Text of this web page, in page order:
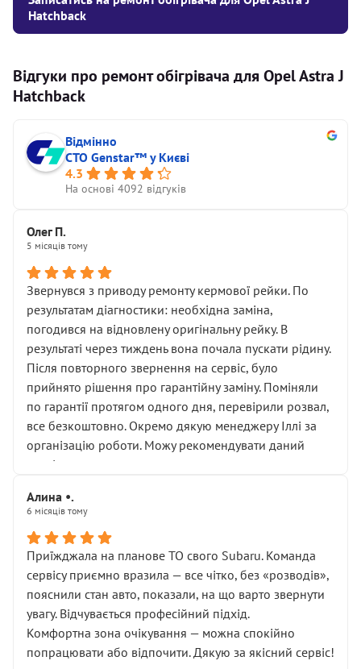
Hatchback
Відгуки про ремонт обігрівача для Opel Astra J
Hatchback
Відмінно
СТО Genstar™ у Києві
4.3
На основі 4092 відгуків
Олег П.
5 місяців тому
Звернувся з приводу ремонту кермової рейки. По
результатам діагностики: необхідна заміна,
погодився на відновлену оригінальну рейку. В
результаті через тиждень вона почала пускати рідину.
Після повторного звернення на сервіс, було
прийнято рішення про гарантійну заміну. Поміняли
по гарантії протягом одного дня, перевірили розвал,
все безкоштовно. Окремо дякую менеджеру Іллі за
організацію роботи. Можу рекомендувати даний
сервіс.
Алина •.
6 місяців тому
Приїжджала на планове ТО свого Subaru. Команда
сервісу приємно вразила — все чітко, без «розводів»,
пояснили стан авто, показали, на що варто звернути
увагу. Відчувається професійний підхід.
Комфортна зона очікування — можна спокійно
попрацювати або відпочити. Дякую за якісний сервіс!